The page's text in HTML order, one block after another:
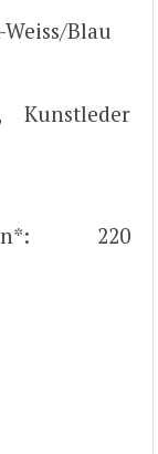
Blau
Kunstleder
220